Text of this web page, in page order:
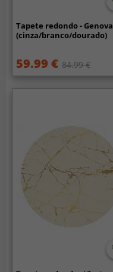
Tapete redondo - Genova
(cinza/branco/dourado)
59.99 € 84.99 €